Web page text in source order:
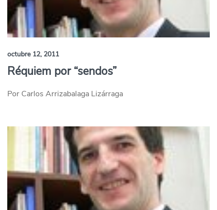
octubre 12, 2011
Réquiem por “sendos”
Por Carlos Arrizabalaga Lizárraga